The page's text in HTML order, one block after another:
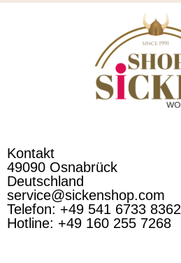
Kontakt
49090 Osnabrück
Deutschland
service@sickenshop.com
Telefon: +49 541 6733 8362
Hotline: +49 160 255 7268